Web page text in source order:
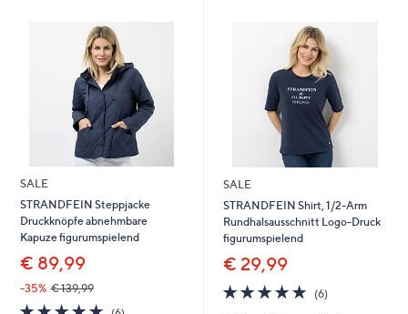
SALE
STRANDFEIN Steppjacke
Druckknöpfe abnehmbare
Kapuze figurumspielend
€ 89,99
-35% € 139,99
4.76
SALE
STRANDFEIN Shirt, 1/2-Arm
Rundhalsausschnitt Logo-Druck
figurumspielend
€ 29,99
4.7
von
(6)6